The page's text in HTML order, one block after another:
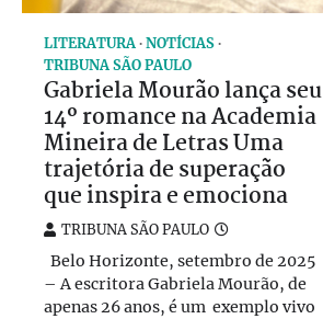
LITERATURA NOTÍCIAS
TRIBUNA SÃO PAULO
Gabriela Mourão lança seu
14º romance na Academia
Mineira de Letras Uma
trajetória de superação
que inspira e emociona
TRIBUNA SÃO PAULO
Belo Horizonte, setembro de 2025
– A escritora Gabriela Mourão, de
apenas 26 anos, é um exemplo vivo